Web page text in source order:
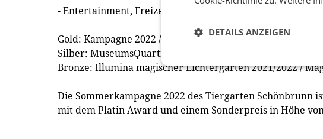
- Entertainment, Freizeit & Events
Gold: Kampagne 2022 / Tiergarten Schönbrunn
Silber: MuseumsQuartier x Simon Lehner 2022 /
Bronze: Illumina magischer Lichtergarten 2021/2022 /
Die Sommerkampagne 2022 des Tiergarten Schönbrunn
mit dem Platin Award und einem Sonderpreis in Höhe
DETAILS ANZEIGEN